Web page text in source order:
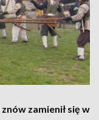
zamienił się w